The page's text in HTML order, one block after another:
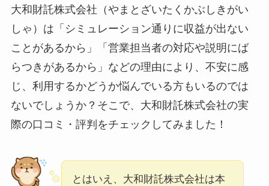
実際どう？
ユリカコーポレーシ
ョンは怪しい？口コ
ミ・評価が正直ヤバ
いって本当？
【怪しい？】株式会
大和財託株式会社（やまとざいたくかぶしきがい
しゃ）は「シミュレーション通りに収益が出ない
ことがあるから」「営業担当者の対応や説明にば
らつきがあるから」などの理由により、不安に感
じ、利用するかどうか悩んでいる方もいるのでは
ないでしょうか？そこで、大和財託株式会社の実
際の口コミ・評判をチェックしてみました！
とはいえ、大和財託株式会社は本